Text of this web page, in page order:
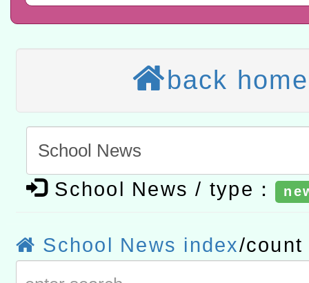
本館辦理115年度閱讀磐
讀推動專業研習
科技賦能─人工智慧(AI)工
「數位內容與教學軟體線
赴陸應申請許可一案
轉知經濟部水利署委託財
研究院辦理「115年表揚
115年8月22日(星期六)辦
back home
School News / type：
School News index/count